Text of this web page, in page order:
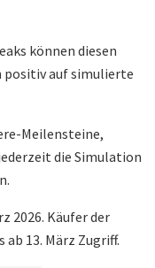
können diesen
positiv auf simulierte
Meilensteine,
die Simulation
2026. Käufer der
13. März Zugriff.